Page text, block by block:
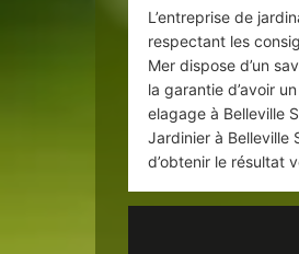
L’entreprise de
respectant les
Mer dispose d’un
la garantie d’avoir
elagage à Belleville
Jardinier à Belleville
d’obtenir le résultat